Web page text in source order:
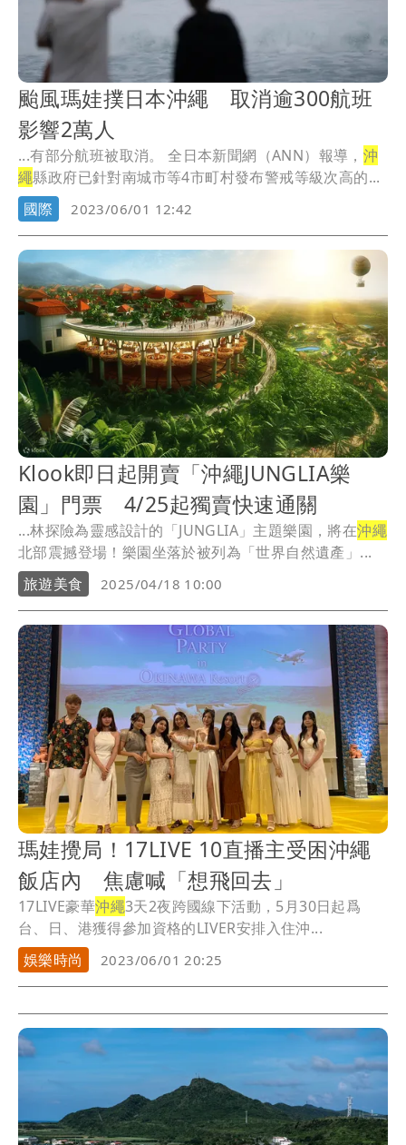
颱風瑪娃撲日本沖繩 取消逾300航班
影響2萬人
...有部分航班被取消。 全日本新聞網（ANN）報導， 沖
繩縣政府已針對南城市等4市町村發布警戒等級次高的...
國際
2023/06/01 12:42
Klook即日起開賣「沖繩JUNGLIA樂
園」門票 4/25起獨賣快速通關
...林探險為靈感設計的「JUNGLIA」主題樂園，將在沖繩
北部震撼登場！樂園坐落於被列為「世界自然遺產」...
旅遊美食
2025/04/18 10:00
瑪娃攪局！17LIVE 10直播主受困沖繩
飯店內 焦慮喊「想飛回去」
17LIVE豪華沖繩3天2夜跨國線下活動，5月30日起爲
台、日、港獲得參加資格的LIVER安排入住沖...
娛樂時尚
2023/06/01 20:25